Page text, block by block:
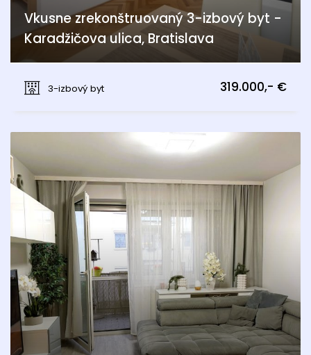
Vkusne zrekonštruovaný 3-izbový byt -
Karadžičova ulica, Bratislava
3-izbový byt
319.000,- €